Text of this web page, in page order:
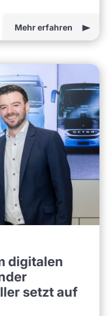
Mehr erfahren
digitalen
setzt auf